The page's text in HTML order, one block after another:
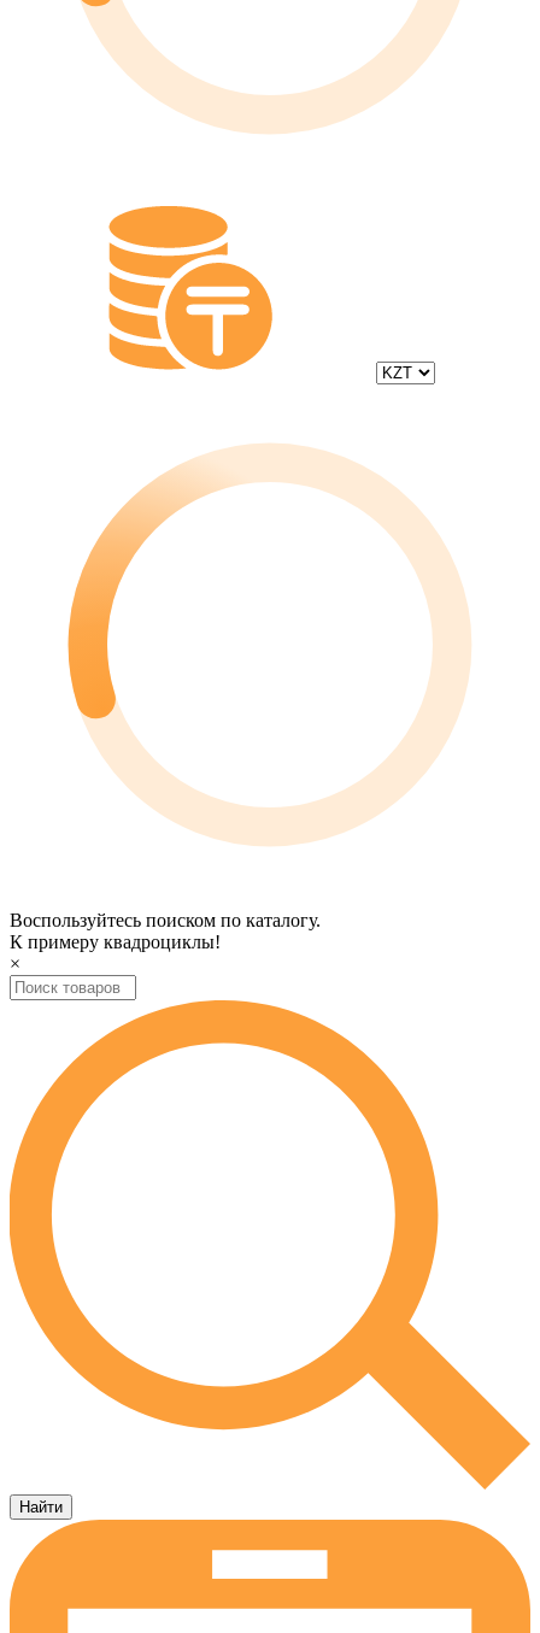
Воспользуйтесь поиском по каталогу.
К примеру квадроциклы!
×